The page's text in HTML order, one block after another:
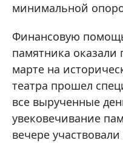
минимальной
Финансовую
памятника оказали
марте на
театра прошел
все вырученные
увековечивание
вечере